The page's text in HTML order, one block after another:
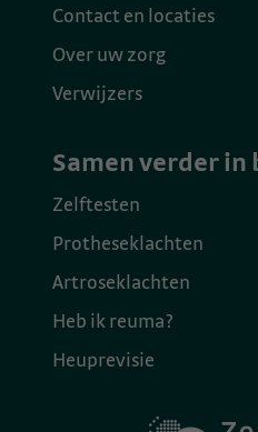
Contact en locaties
Over uw zorg
Verwijzers
Samen verder in
Zelftesten
Protheseklachten
Artroseklachten
Heb ik reuma?
Heuprevisie